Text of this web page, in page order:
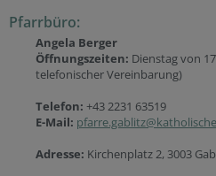
Pfarrbüro:
Angela Berger
Öffnungszeiten: Dienstag von
telefonischer Vereinbarung)
Telefon: +43 2231 63519
E-Mail:
Adresse: Kirchenplatz 2, 3003